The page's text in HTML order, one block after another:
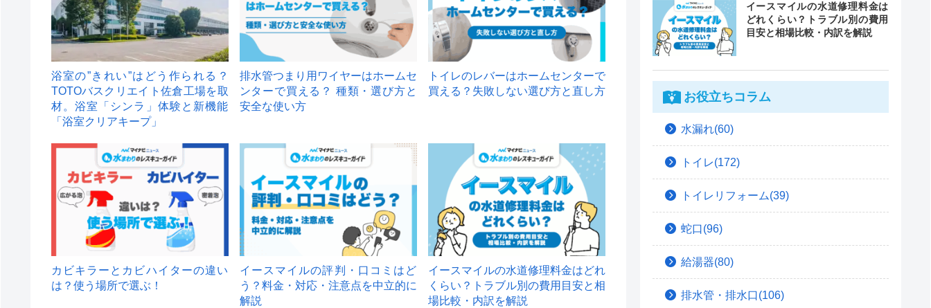
浴室の”きれい”はどう作られる？
TOTOバスクリエイト佐倉工場を取
材。浴室「シンラ」体験と新機能
「浴室クリアキープ」
排水管つまり用ワイヤーはホームセ
ンターで買える？ 種類・選び方と
安全な使い方
トイレのレバーはホームセンターで
買える？失敗しない選び方と直し方
カビキラーとカビハイターの違い
は？使う場所で選ぶ！
イースマイルの評判・口コミはど
う？料金・対応・注意点を中立的に
解説
イースマイルの水道修理料金はどれ
くらい？トラブル別の費用目安と相
場比較・内訳を解説
イースマイルの水道修理料金は
どれくらい？トラブル別の費用
目安と相場比較・内訳を解説
お役立ちコラム
水漏れ(60)
トイレ(172)
トイレリフォーム(39)
蛇口(96)
給湯器(80)
排水管・排水口(106)